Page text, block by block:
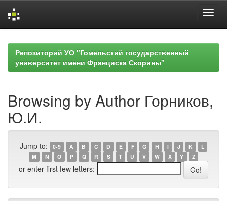
navigationРепозиторий УО "Гомельский государственный
университет имени Франциска Скорины"
Browsing by Author Горников,
Ю.И.
Jump to: 0-9 A B C D E F G H I J K
L
M
N O P Q R S T U V W X Y Z
or enter first few letters: